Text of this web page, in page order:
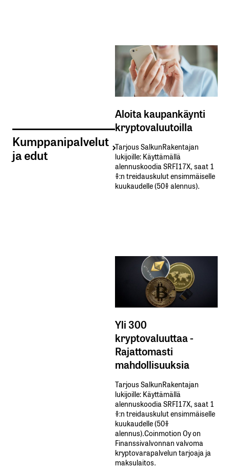
Kumppanipalvelut
ja edut
Aloita kaupankäynti
kryptovaluutoilla
Tarjous SalkunRakentajan
lukijoille: Käyttämällä​ ​
alennuskoodia​ ​SRFI17X,​ ​saat​ ​1
%:n treidauskulut​ ​ensimmäiselle​ ​
kuukaudelle​ ​(50%​ ​alennus).
Yli 300
kryptovaluuttaa -
Rajattomasti
mahdollisuuksia
Tarjous SalkunRakentajan
lukijoille: Käyttämällä​ ​
alennuskoodia​ ​SRFI17X,​ ​saat​ ​1
%:n treidauskulut​ ​ensimmäiselle​ ​
kuukaudelle​ ​(50%​ ​
alennus).Coinmotion Oy on
Finanssivalvonnan valvoma
kryptovarapalvelun tarjoaja ja
maksulaitos.